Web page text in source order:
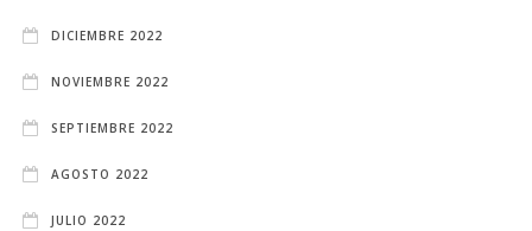
DICIEMBRE 2022
NOVIEMBRE 2022
SEPTIEMBRE 2022
AGOSTO 2022
JULIO 2022